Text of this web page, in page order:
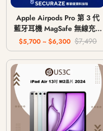
Apple Airpods Pro 第 3 代
藍牙耳機 MagSafe 無線充電
版 USB-C
$5,700 ~ $6,300 $7,490